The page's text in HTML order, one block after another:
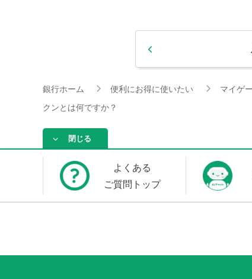
銀行ホーム 便利にお得に使いたい マイゲ
クンとは何ですか？
閉じる
よくある
ご質問トップ